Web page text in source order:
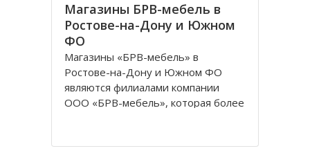
Магазины БРВ-мебель в
Ростове-на-Дону и Южном
ФО
Магазины «БРВ-мебель» в
Ростове-на-Дону и Южном ФО
являются филиалами компании
ООО «БРВ-мебель», которая более
производству высококачественной